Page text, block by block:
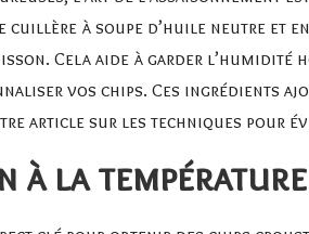
cuillère à soupe d’huile neutre et
Cela aide à garder l’humidité
vos chips. Ces ingrédients
article sur les techniques pour
à la